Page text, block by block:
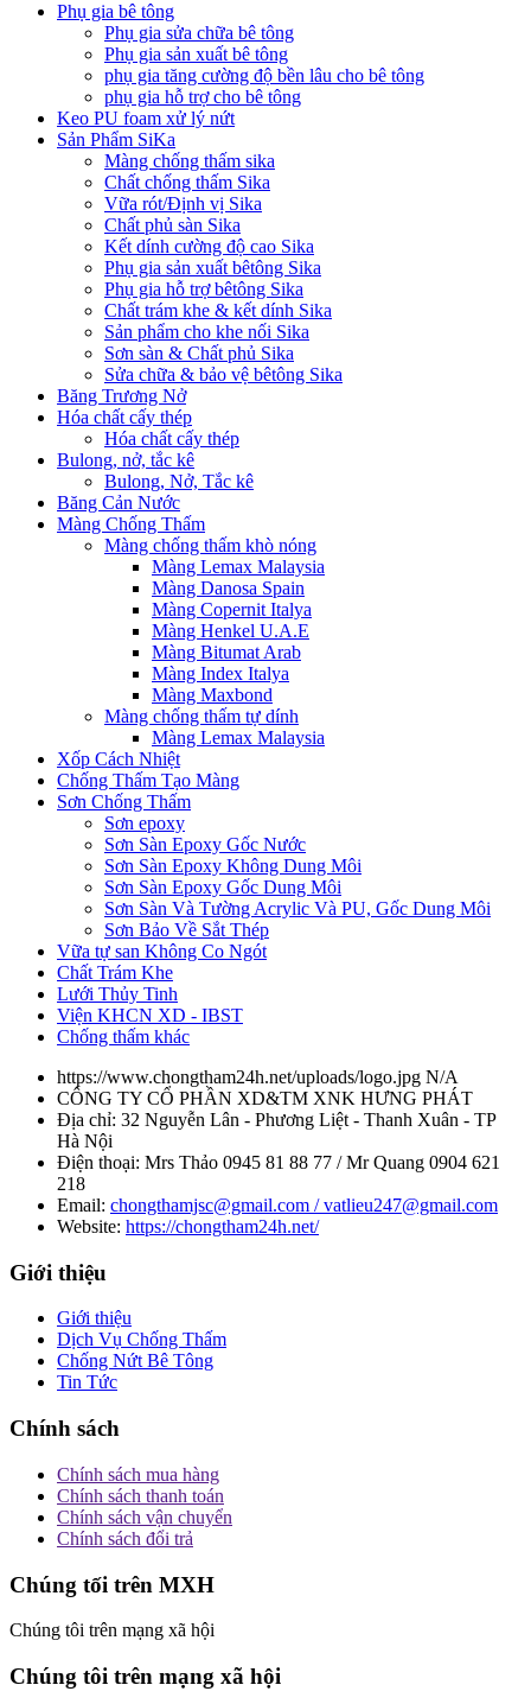
Phụ gia bê tông
Phụ gia sửa chữa bê tông
Phụ gia sản xuất bê tông
phụ gia tăng cường độ bền lâu cho bê tông
phụ gia hỗ trợ cho bê tông
Keo PU foam xử lý nứt
Sản Phẩm SiKa
Màng chống thấm sika
Chất chống thấm Sika
Vữa rót/Định vị Sika
Chất phủ sàn Sika
Kết dính cường độ cao Sika
Phụ gia sản xuất bêtông Sika
Phụ gia hỗ trợ bêtông Sika
Chất trám khe & kết dính Sika
Sản phẩm cho khe nối Sika
Sơn sàn & Chất phủ Sika
Sửa chữa & bảo vệ bêtông Sika
Băng Trương Nở
Hóa chất cấy thép
Hóa chất cấy thép
Bulong, nở, tắc kê
Bulong, Nở, Tắc kê
Băng Cản Nước
Màng Chống Thấm
Màng chống thấm khò nóng
Màng Lemax Malaysia
Màng Danosa Spain
Màng Copernit Italya
Màng Henkel U.A.E
Màng Bitumat Arab
Màng Index Italya
Màng Maxbond
Màng chống thấm tự dính
Màng Lemax Malaysia
Xốp Cách Nhiệt
Chống Thấm Tạo Màng
Sơn Chống Thấm
Sơn epoxy
Sơn Sàn Epoxy Gốc Nước
Sơn Sàn Epoxy Không Dung Môi
Sơn Sàn Epoxy Gốc Dung Môi
Sơn Sàn Và Tường Acrylic Và PU, Gốc Dung Môi
Sơn Bảo Về Sắt Thép
Vữa tự san Không Co Ngót
Chất Trám Khe
Lưới Thủy Tinh
Viện KHCN XD - IBST
Chống thấm khác
https://www.chongtham24h.net/uploads/logo.jpg N/A
CÔNG TY CỔ PHẦN XD&TM XNK HƯNG PHÁT
Địa chỉ: 32 Nguyễn Lân - Phương Liệt - Thanh Xuân - TP
Hà Nội
Điện thoại: Mrs Thảo 0945 81 88 77 / Mr Quang 0904 621
218
Email: chongthamjsc@gmail.com / vatlieu247@gmail.com
Website: https://chongtham24h.net/
Giới thiệu
Giới thiệu
Dịch Vụ Chống Thấm
Chống Nứt Bê Tông
Tin Tức
Chính sách
Chính sách mua hàng
Chính sách thanh toán
Chính sách vận chuyển
Chính sách đổi trả
Chúng tối trên MXH
Chúng tôi trên mạng xã hội
Chúng tôi trên mạng xã hội